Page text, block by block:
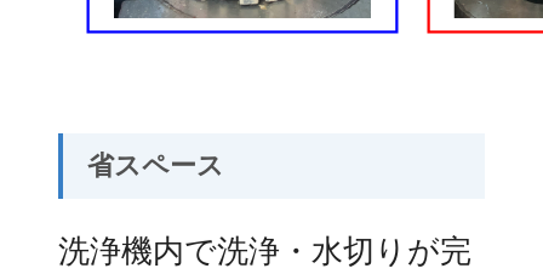
省スペース
洗浄機内で洗浄・水切りが完